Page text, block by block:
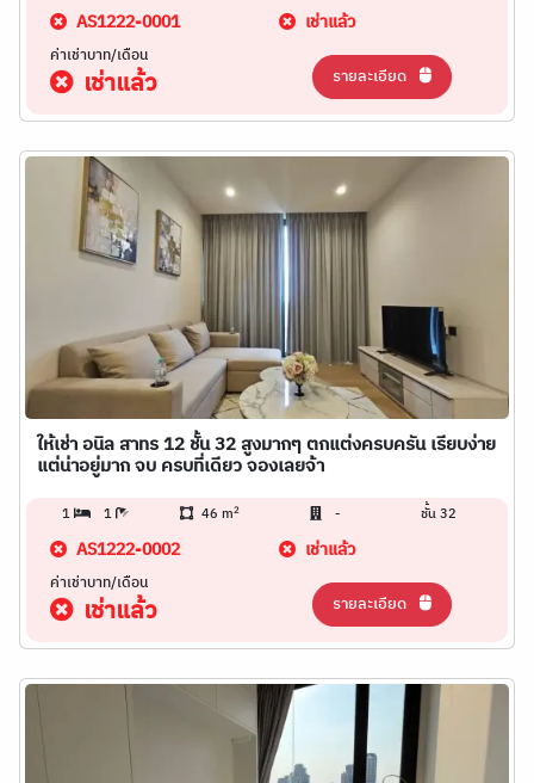
AS1222-0001 เช่าแล้ว
ค่าเช่าบาท/เดือน
เช่าแล้ว รายละเอียด
ให้เช่า อนิล สาทร 12 ชั้น 32 สูงมากๆ ตกแต่งครบครัน เรียบง่าย
แต่น่าอยู่มาก จบ ครบที่เดียว จองเลยจ้า
1 1 46 m2 - ชั้น 32
AS1222-0002 เช่าแล้ว
ค่าเช่าบาท/เดือน
เช่าแล้ว รายละเอียด